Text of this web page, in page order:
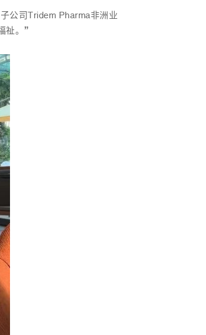
公司Tridem Pharma非洲业
祉。”